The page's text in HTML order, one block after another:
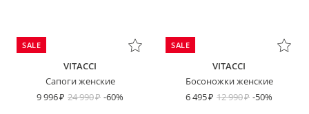
SALE
VITACCI
Сапоги женские
9 996
24 990 -60%
SALE
VITACCI
Босоножки женские
6 495
12 990 -50%